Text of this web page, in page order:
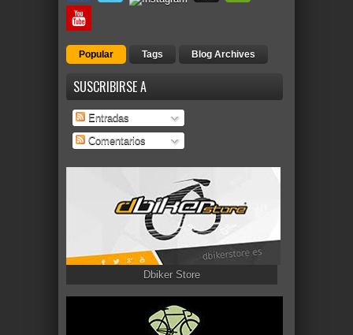
Popular Tags Blog Archives
SUSCRIBIRSE A
Entradas
Comentarios
Dbiker Store